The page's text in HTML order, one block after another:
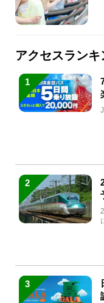
アクセスランキ
1
2
3